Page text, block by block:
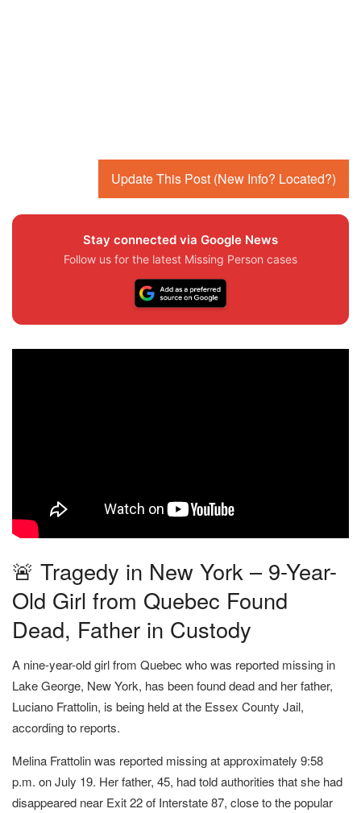
Update This Post (New Info? Located?)
Stay connected via Google News
Follow us for the latest Missing Person cases
🚨 Tragedy in New York – 9-Year-
Old Girl from Quebec Found
Dead, Father in Custody
A nine-year-old girl from Quebec who was reported missing in
Lake George, New York, has been found dead and her father,
Luciano Frattolin, is being held at the Essex County Jail,
according to reports.
Melina Frattolin was reported missing at approximately 9:58
p.m. on July 19. Her father, 45, had told authorities that she had
disappeared near Exit 22 of Interstate 87, close to the popular